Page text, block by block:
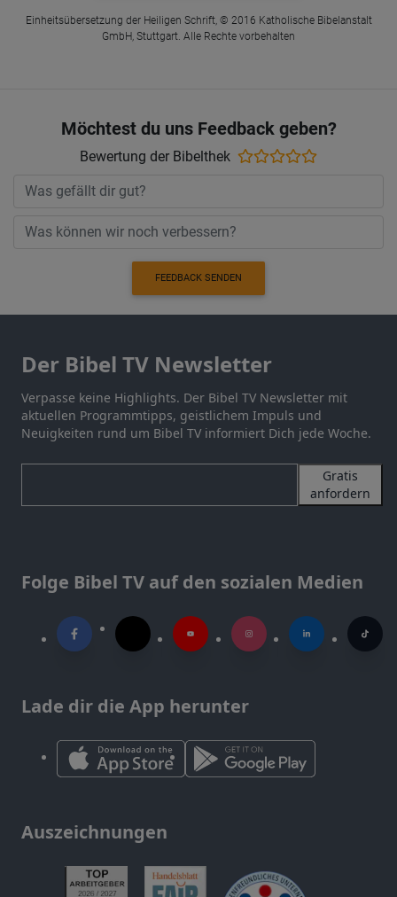
Einheitsübersetzung der Heiligen Schrift, © 2016 Katholische Bibelanstalt
GmbH, Stuttgart. Alle Rechte vorbehalten
Möchtest du uns Feedback geben?
Bewertung der Bibelthek
FEEDBACK SENDEN
Der Bibel TV Newsletter
Verpasse keine Highlights. Der Bibel TV Newsletter mit
aktuellen Programmtipps, geistlichem Impuls und
Neuigkeiten rund um Bibel TV informiert Dich jede Woche.
Gratis
anfordern
Folge Bibel TV auf den sozialen Medien
Lade dir die App herunter
Auszeichnungen